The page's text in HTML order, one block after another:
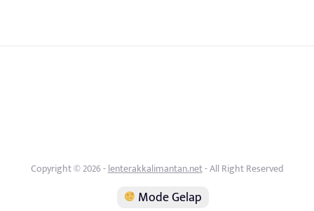
Copyright © 2026 -lenterakkalimantan.net- All Right Reserved
Mode Gelap